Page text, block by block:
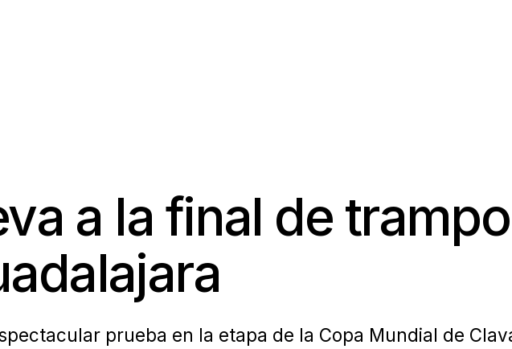
a la final de
prueba en la etapa de la Copa Mundial de